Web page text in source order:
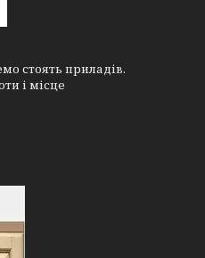
стоять приладів.
і місце